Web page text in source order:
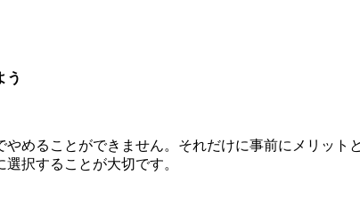
う
めることができません。それだけに事前にメリッ
択することが大切です。